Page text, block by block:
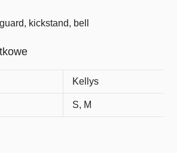
kickstand, bell
Kellys
S, M